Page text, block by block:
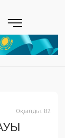
Оқылды: 82